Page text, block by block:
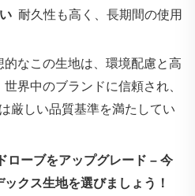
‌ 耐久性も高く、長期間の使用
的なこの生地は、環境配慮と高
界中のブランドに信頼され、
は厳しい品質基準を満たしてい
ローブをアップグレード – 今
クス生地を選びましょう！